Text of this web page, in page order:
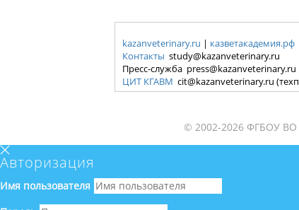
kazanveterinary.ru | казветакадемия.рф
Контакты study@kazanveterinary.ru
Пресс-служба press@kazanveterinary.ru
ЦИТ КГАВМ cit@kazanveterinary.ru
© 2002-2026 ФГБОУ ВО
Авторизация
Имя пользователя